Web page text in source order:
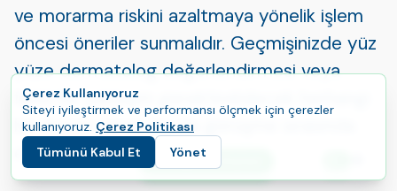
ve morarma riskini azaltmaya yönelik işlem
öncesi öneriler sunmalıdır. Geçmişinizde yüz
yüze dermatolog değerlendirmesi veya
farklı bir yaklaşım gerektirebilecek herhangi
bir durum varsa, bu da görüşme sırasında
ele alınacaktır.
Çerez Kullanıyoruz
Siteyi iyileştirmek ve performansı ölçmek için çerezler
kullanıyoruz. Çerez Politikası
Tümünü Kabul Et
Yönet
Yolculuğunuza Başlayın